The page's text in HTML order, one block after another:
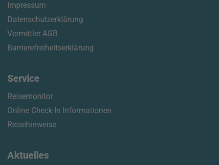
Impressum
Datenschutzerklärung
Vermittler AGB
Barrierefreiheitserklärung
Service
Reisemonitor
Online Check-In Informationen
Reisehinweise
Aktuelles